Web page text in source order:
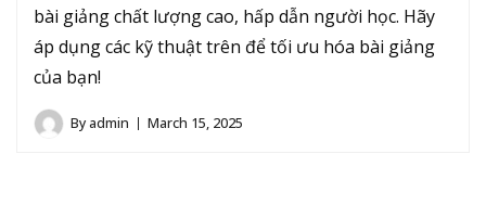
bài giảng chất lượng cao, hấp dẫn người học. Hãy
áp dụng các kỹ thuật trên để tối ưu hóa bài giảng
của bạn!
Byadmin March 15, 2025